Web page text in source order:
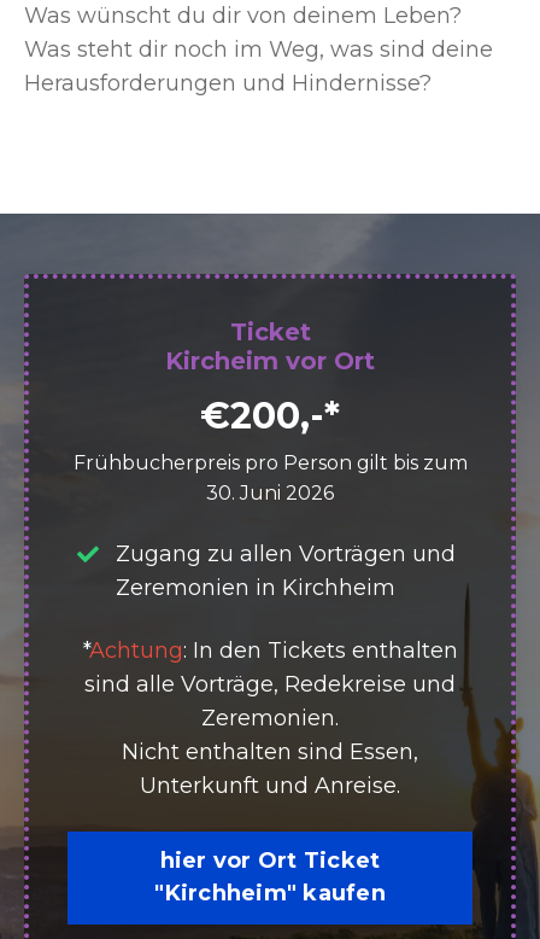
Was wünscht du dir von deinem Leben?
Was steht dir noch im Weg, was sind deine
Herausforderungen und Hindernisse?
Ticket
Kircheim vor Ort
€200,-*
Frühbucherpreis pro Person gilt bis zum
30. Juni 2026
Zugang zu allen Vorträgen und
Zeremonien in Kirchheim
*Achtung: In den Tickets enthalten
sind alle Vorträge, Redekreise und
Zeremonien.
Nicht enthalten sind Essen,
Unterkunft und Anreise.
hier vor Ort Ticket
"Kirchheim" kaufen